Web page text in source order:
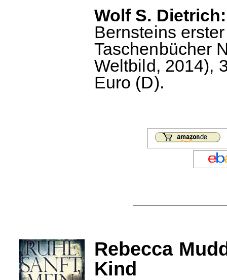
Wolf S.
Bernsteins
Taschenbücher
Weltbild, 2014),
Euro (D).
Rebecca
Kind